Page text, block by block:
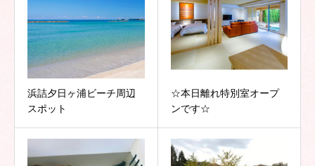
浜詰夕日ヶ浦ビーチ周辺
スポット
☆本日離れ特別室オープ
ンです☆